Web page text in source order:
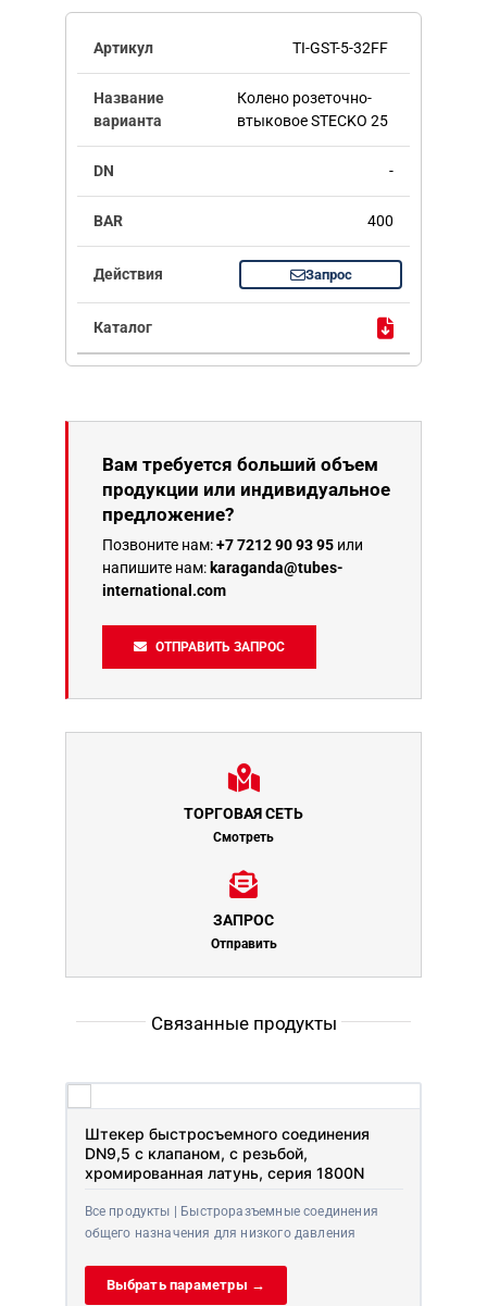
TI-GST-5-32FF
Колено розеточно-
втыковое STECKO 25
-
400
Запрос
Вам требуется больший объем
продукции или индивидуальное
предложение?
Позвоните нам:+7 7212 90 93 95 или
напишите нам: karaganda@tubes-
international.com
ОТПРАВИТЬ ЗАПРОС
ТОРГОВАЯ СЕТЬ
Смотреть
ЗАПРОС
Отправить
Связанные продукты
Штекер быстросъемного соединения
DN9,5 с клапаном, с резьбой,
хромированная латунь, серия 1800N
Все продукты | Быстроразъемные соединения
общего назначения для низкого давления
Выбрать параметры →